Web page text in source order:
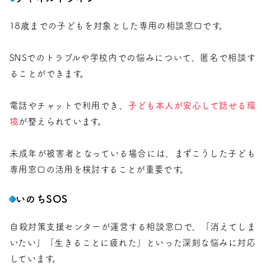
18歳までの子どもを対象とした専用の相談窓口です。
SNSでのトラブルや学校内での悩みについて、匿名で相談す
ることができます。
電話やチャットで利用でき、 子ども本人が安心して話せる環
境 が整えられています。
未成年が被害者となっている場合には、まずこうした子ども
専用窓口の活用を検討することが重要です。
いのちSOS
自殺対策支援センターが運営する相談窓口で、「消えてしま
いたい」「生きることに疲れた」といった深刻な悩みに対応
しています。